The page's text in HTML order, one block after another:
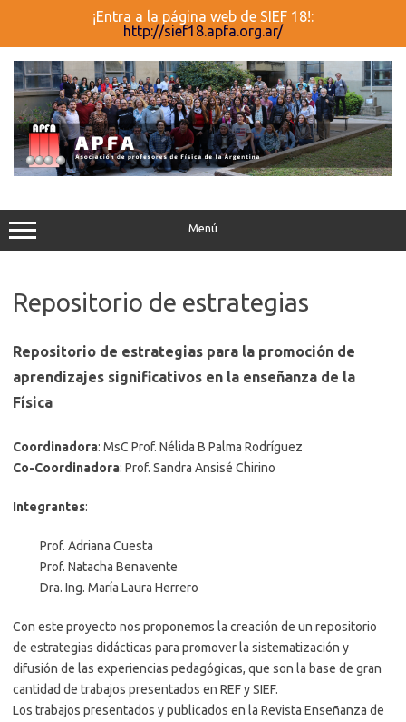
¡Entra a la página web de SIEF 18!:
http://sief18.apfa.org.ar/
contenido
Menú
Repositorio de estrategias
Repositorio de estrategias para la promoción de
aprendizajes significativos en la enseñanza de la
Física
Coordinadora: MsC Prof. Nélida B Palma Rodríguez
Co-Coordinadora: Prof. Sandra Ansisé Chirino
Integrantes:
Prof. Adriana Cuesta
Prof. Natacha Benavente
Dra. Ing. María Laura Herrero
Con este proyecto nos proponemos la creación de un repositorio
de estrategias didácticas para promover la sistematización y
difusión de las experiencias pedagógicas, que son la base de gran
cantidad de trabajos presentados en REF y SIEF.
Los trabajos presentados y publicados en la Revista Enseñanza de